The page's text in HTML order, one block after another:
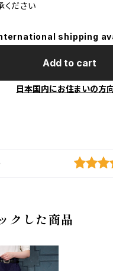
ください
shipping
Add to cart
日本国内にお住まいの方
クした商品